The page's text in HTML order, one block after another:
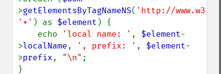
>getElementsByTagNameNS( 'http://
'*' ) as $element ) {
    echo
'local name: ' , $element-
>localName, ', prefix: ' , $element-
>prefix, "\n" ;